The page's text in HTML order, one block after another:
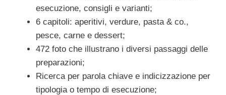
esecuzione, consigli e varianti;
6 capitoli: aperitivi, verdure, pasta & co.,
pesce, carne e dessert;
472 foto che illustrano i diversi passaggi delle
preparazioni;
Ricerca per parola chiave e indicizzazione per
tipologia o tempo di esecuzione;